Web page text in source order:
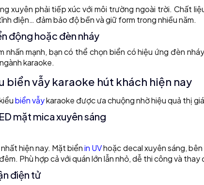
xuyên phải tiếp xúc với môi trường ngoài trời. Chất
điện… đảm bảo độ bền và giữ form trong nhiều năm.
động hoặc đèn nháy
nhấn mạnh, bạn có thể chọn biển có hiệu ứng đèn
karaoke.
biển vẫy karaoke hút khách hiện nay
biển vẫykaraoke được ưa chuộng nhờ hiệu quả thị
mặt mica xuyên sáng
hiện nay. Mặt biểnin UVhoặc decal xuyên sáng,
Phù hợp cả với quán lớn lẫn nhỏ, dễ thi công và thay
điện tử